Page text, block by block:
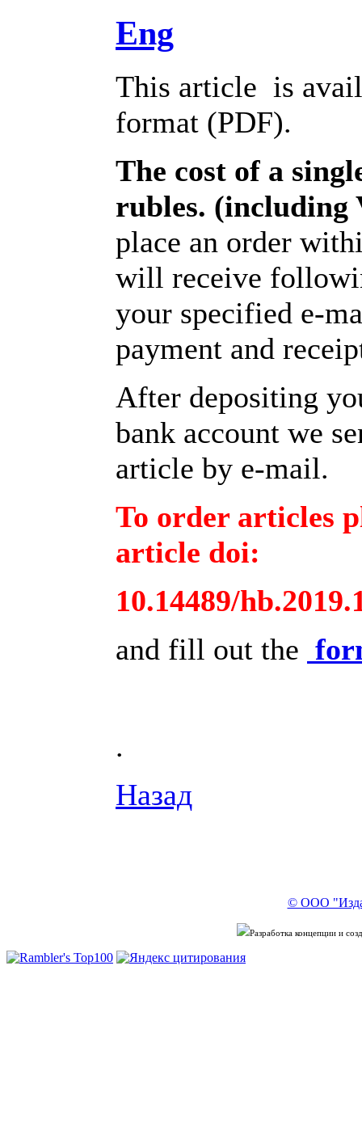
Eng
This article is
format (PDF).
The cost of a
rubles. (including
place an order
will receive
your specified e-
payment and
After depositing
bank account we
article by e-mail.
To order articles
article doi:
10.14489/
and fill out the
.
Назад
© ООО
Разработка концепции и